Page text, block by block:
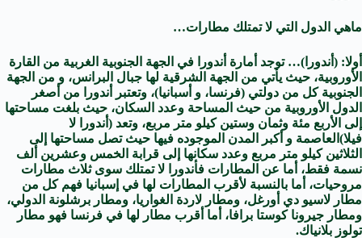
ماهي الدول التي لا تمتلك مطارات…
أولا: (أندورا)… توجد أمارة أندورا في الجهة الجنوبية الغربية من القارة
الأوروبية، حيث يأتي من الجهة الشرقية لها جبال البرانس، و من الجهة
الجنوبية كل من دولتي (فرنسا، و أسبانيا)، وتعتبر أندورا من أصغر
الدول الأوروبية من حيث المساحة وعدد السكان، حيث بلغت مساحتها
إلى الأربع مئة وثمان وستين كيلو متر مربع، وتعد (أندورا لا
فيلا)العاصمة و أكبر المدن الموجوده فيها حيث تصل مساحتها إلى
الثلاثين كيلو متر مربع وعدد سكانها إلى قرابة الخمس وعشرين ألف
نسمة فقط، أما عن المطارات فأندورا لا تمتلك سوى ثلاث مطارات
مروحيات، أما بالنسبة لأقرب المطارات لها في إسبانيا فهم كل من
مطار لاسيو دي أورغل، ومطار لاردة الغواريا، ومطار برشلونة الدولي،
ومطار جيرونا كوستا برافا، أما أقرب مطار لها في فرنسا فهو مطار
تولوز بلانياك.